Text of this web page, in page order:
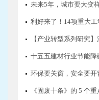
未来5年，城市要大变
利好来了！14项重大工
【产业转型系列研究】
十五五建材行业节能降
环保要关窗，安全要开
《固废十条》的 5 个重